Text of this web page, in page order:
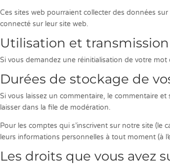
Ces sites web pourraient collecter des données
connecté sur leur site web.
Utilisation et
Si vous demandez une réinitialisation de votre mot
Durées de stockage de
Si vous laissez un commentaire, le commentaire
laisser dans la file de modération.
Pour les comptes qui s’inscrivent sur notre site
leurs informations personnelles à tout moment (à
Les droits que vous avez